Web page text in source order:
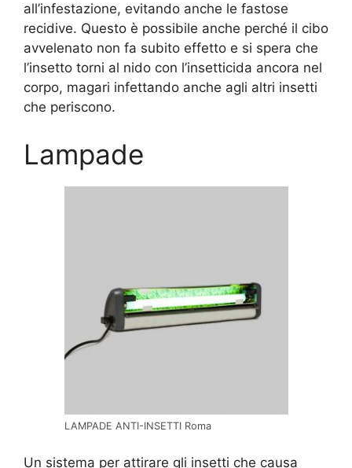
all’infestazione, evitando anche le fastose
recidive. Questo è possibile anche perché il cibo
avvelenato non fa subito effetto e si spera che
l’insetto torni al nido con l’insetticida ancora nel
corpo, magari infettando anche agli altri insetti
che periscono.
Lampade
LAMPADE ANTI-INSETTI Roma
Un sistema per attirare gli insetti che causa